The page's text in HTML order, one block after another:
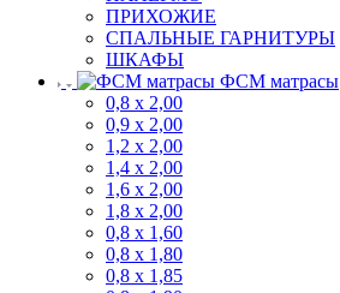
ПРИХОЖИЕ
СПАЛЬНЫЕ ГАРНИТУРЫ
ШКАФЫ
ФСМ матрасы
0,8 х 2,00
0,9 х 2,00
1,2 х 2,00
1,4 х 2,00
1,6 х 2,00
1,8 х 2,00
0,8 х 1,60
0,8 х 1,80
0,8 х 1,85